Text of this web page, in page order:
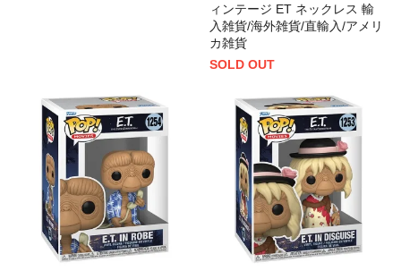
ィンテージ ET ネックレス 輸
入雑貨/海外雑貨/直輸入/アメリ
カ雑貨
SOLD OUT